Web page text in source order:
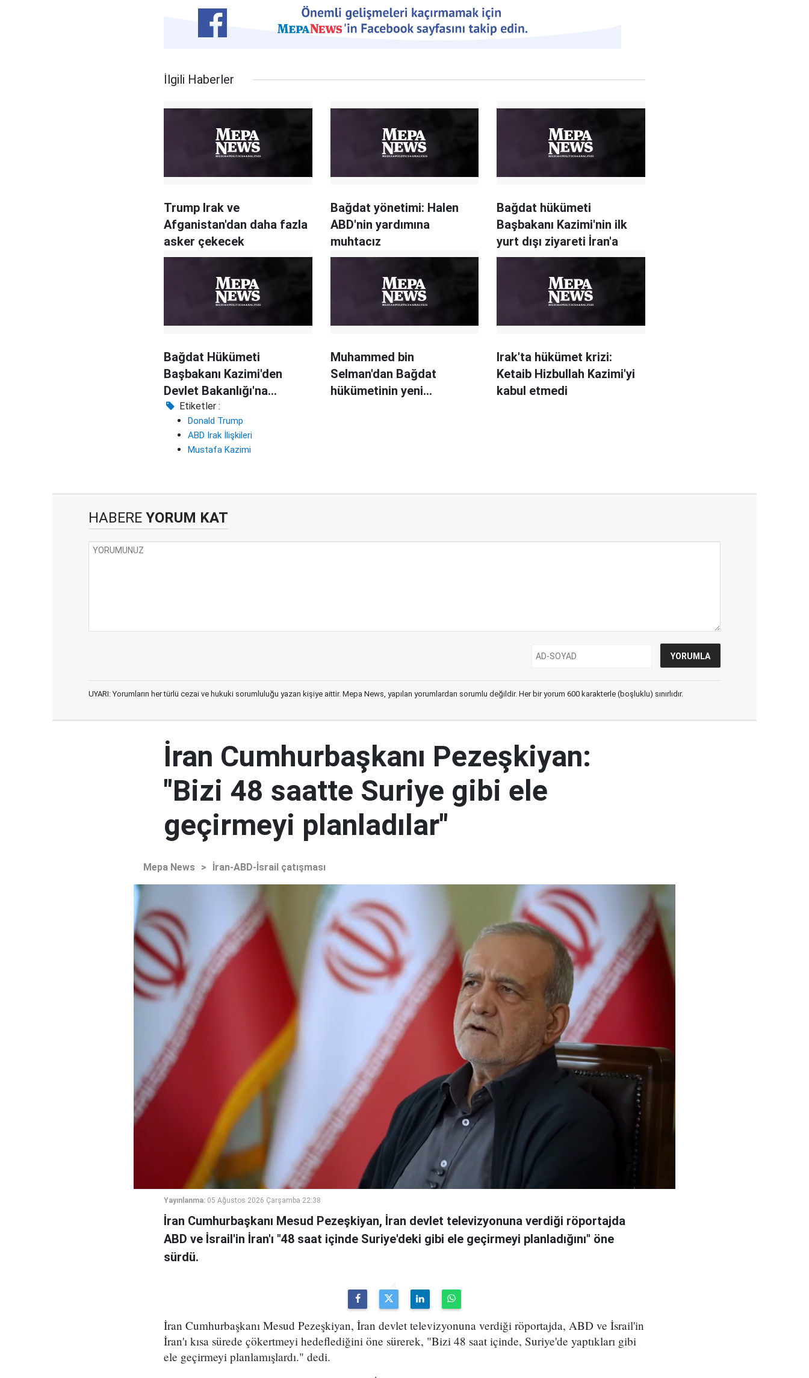
İlgili Haberler
Trump Irak ve
Afganistan'dan daha fazla
asker çekecek
Bağdat yönetimi: Halen
ABD'nin yardımına
muhtacız
Bağdat hükümeti
Başbakanı Kazimi'nin ilk
yurt dışı ziyareti İran'a
Bağdat Hükümeti
Başbakanı Kazimi'den
Devlet Bakanlığı'na
Türkmen aday
Muhammed bin
Selman'dan Bağdat
hükümetinin yeni
Irak'ta hükümet krizi:
Ketaib Hizbullah Kazimi'yi
kabul etmedi
Etiketler :
Donald Trump
ABD Irak İlişkileri
Mustafa Kazimi
HABERE YORUM KAT
UYARI: Yorumların her türlü cezai ve hukuki sorumluluğu yazan kişiye aittir. Mepa News, yapılan yorumlardan sorumlu değildir. Her bir yorum 600 karakterle (boşluklu) sınırlıdır.
İran Cumhurbaşkanı Pezeşkiyan:
"Bizi 48 saatte Suriye gibi ele
geçirmeyi planladılar"
Mepa News > İran-ABD-İsrail çatışması
Yayınlanma: 05 Ağustos 2026 Çarşamba 22:38
İran Cumhurbaşkanı Mesud Pezeşkiyan, İran devlet televizyonuna verdiği röportajda
ABD ve İsrail'in İran'ı "48 saat içinde Suriye'deki gibi ele geçirmeyi planladığını" öne
sürdü.
İran Cumhurbaşkanı Mesud Pezeşkiyan, İran devlet televizyonuna verdiği röportajda, ABD ve İsrail'in
İran'ı kısa sürede çökertmeyi hedeflediğini öne sürerek, "Bizi 48 saat içinde, Suriye'de yaptıkları gibi
ele geçirmeyi planlamışlardı." dedi.